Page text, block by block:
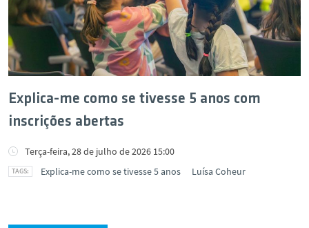
Explica-me como se tivesse 5 anos com
inscrições abertas
Terça-feira, 28 de julho de 2026 15:00
Explica-me como se tivesse 5 anos
Luísa Coheur